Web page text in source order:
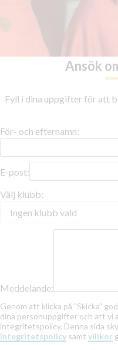
Ansök
Fyll i dina uppgifter för att
För- och efternamn:
E-post:
Välj klubb:
Meddelande:
Genom att klicka på "Skicka"
dina personuppgifter och att vi
integritetspolicy. Denna sida
integritetspolicy samt villkor